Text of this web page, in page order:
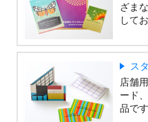
ざま
して
ス
店舗
ード
品です